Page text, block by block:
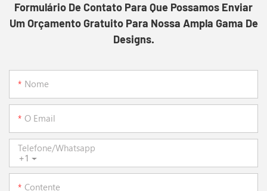
Formulário De Contato Para Que Possamos Enviar
Um Orçamento Gratuito Para Nossa Ampla Gama De
Designs.
Nome
O Email
+1
Telefone/whatsapp
Contente